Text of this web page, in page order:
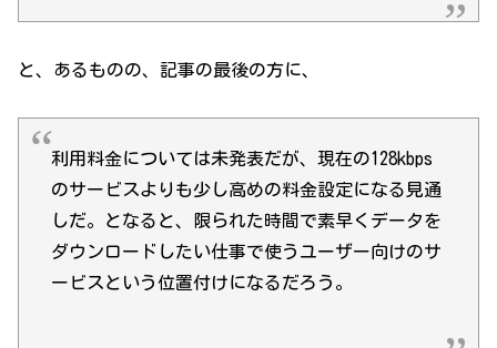
と、あるものの、記事の最後の方に、
利用料金については未発表だが、現在の128kbps
のサービスよりも少し高めの料金設定になる見通
しだ。となると、限られた時間で素早くデータを
ダウンロードしたい仕事で使うユーザー向けのサ
ービスという位置付けになるだろう。